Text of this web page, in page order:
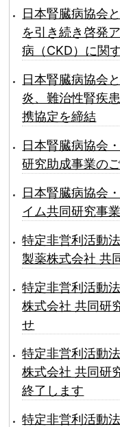
日本腎臓病協会
を引き続き啓発
病（CKD）に関
日本腎臓病協会
炎、難治性腎疾
携協定を締結
日本腎臓病協会
研究助成事業の
日本腎臓病協会
イム共同研究事
特定非営利活動
製薬株式会社 共
特定非営利活動
株式会社 共同研
せ
特定非営利活動
株式会社 共同研
終了します
特定非営利活動